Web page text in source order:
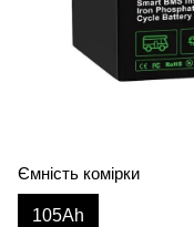
Ємність комірки
105Аh